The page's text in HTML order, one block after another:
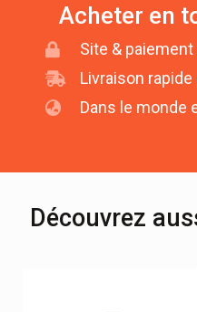
Acheter en
Site &
Livraison
Dans le monde
Découvrez